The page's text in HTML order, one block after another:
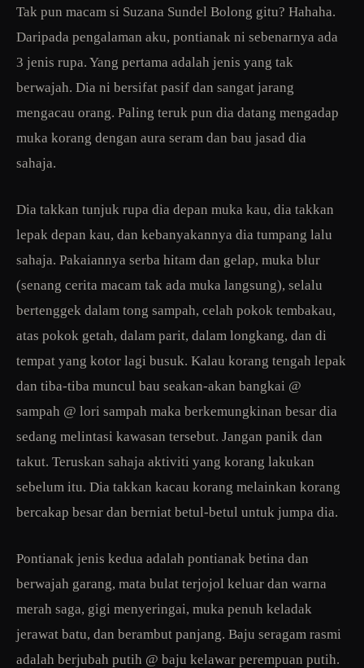
Tak pun macam si Suzana Sundel Bolong gitu? Hahaha.
Daripada pengalaman aku, pontianak ni sebenarnya ada
3 jenis rupa. Yang pertama adalah jenis yang tak
berwajah. Dia ni bersifat pasif dan sangat jarang
mengacau orang. Paling teruk pun dia datang mengadap
muka korang dengan aura seram dan bau jasad dia
sahaja.
Dia takkan tunjuk rupa dia depan muka kau, dia takkan
lepak depan kau, dan kebanyakannya dia tumpang lalu
sahaja. Pakaiannya serba hitam dan gelap, muka blur
(senang cerita macam tak ada muka langsung), selalu
bertenggek dalam tong sampah, celah pokok tembakau,
atas pokok getah, dalam parit, dalam longkang, dan di
tempat yang kotor lagi busuk. Kalau korang tengah lepak
dan tiba-tiba muncul bau seakan-akan bangkai @
sampah @ lori sampah maka berkemungkinan besar dia
sedang melintasi kawasan tersebut. Jangan panik dan
takut. Teruskan sahaja aktiviti yang korang lakukan
sebelum itu. Dia takkan kacau korang melainkan korang
bercakap besar dan berniat betul-betul untuk jumpa dia.
Pontianak jenis kedua adalah pontianak betina dan
berwajah garang, mata bulat terjojol keluar dan warna
merah saga, gigi menyeringai, muka penuh keladak
jerawat batu, dan berambut panjang. Baju seragam rasmi
adalah berjubah putih @ baju kelawar perempuan putih.